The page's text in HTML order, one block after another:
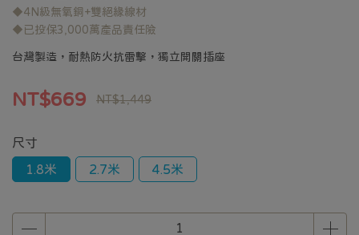
◆4N級無氧銅+雙絕緣線材
◆已投保3,000萬產品責任險
台灣製造，耐熱防火抗雷擊，獨立開關插座
NT$669 NT$1,449
尺寸
1.8米
2.7米 4.5米